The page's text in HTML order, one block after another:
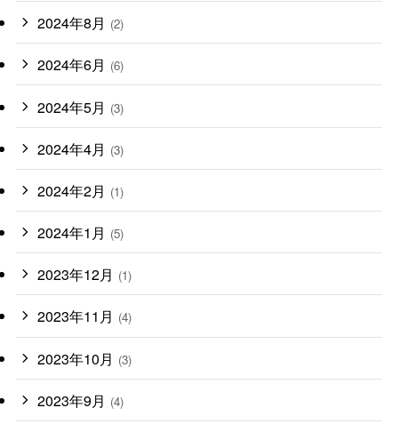
2024年8月 (2)
2024年6月 (6)
2024年5月 (3)
2024年4月 (3)
2024年2月 (1)
2024年1月 (5)
2023年12月 (1)
2023年11月 (4)
2023年10月 (3)
2023年9月 (4)